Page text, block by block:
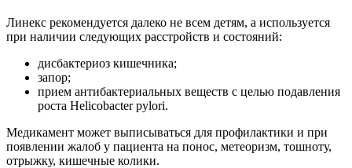
Линекс рекомендуется далеко не всем детям, а используется
при наличии следующих расстройств и состояний:
дисбактериоз кишечника;
запор;
прием антибактериальных веществ с целью подавления
роста Helicobacter pylori.
Медикамент может выписываться для профилактики и при
появлении жалоб у пациента на понос, метеоризм, тошноту,
отрыжку, кишечные колики.